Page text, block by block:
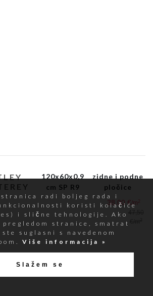
120x60x0,9
cm SP R9
zidne i podne
pločice
38,00 €/m
stranica radi boljeg rada i
koristi kolačiće
i slične tehnologije. Ako
stranice, smatrat
ste suglasni s navedenom
Više informacija »
Slažem se